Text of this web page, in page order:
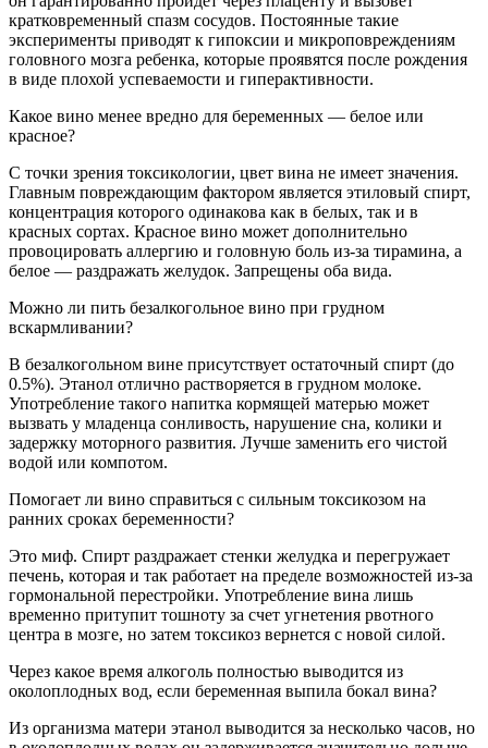
кратковременный спазм сосудов. Постоянные такие
эксперименты приводят к гипоксии и микроповреждениям
головного мозга ребенка, которые проявятся после рождения
в виде плохой успеваемости и гиперактивности.
Какое вино менее вредно для беременных — белое или
красное?
С точки зрения токсикологии, цвет вина не имеет значения.
Главным повреждающим фактором является этиловый спирт,
концентрация которого одинакова как в белых, так и в
красных сортах. Красное вино может дополнительно
провоцировать аллергию и головную боль из-за тирамина, а
белое — раздражать желудок. Запрещены оба вида.
Можно ли пить безалкогольное вино при грудном
вскармливании?
В безалкогольном вине присутствует остаточный спирт (до
0.5%). Этанол отлично растворяется в грудном молоке.
Употребление такого напитка кормящей матерью может
вызвать у младенца сонливость, нарушение сна, колики и
задержку моторного развития. Лучше заменить его чистой
водой или компотом.
Помогает ли вино справиться с сильным токсикозом на
ранних сроках беременности?
Это миф. Спирт раздражает стенки желудка и перегружает
печень, которая и так работает на пределе возможностей из-за
гормональной перестройки. Употребление вина лишь
временно притупит тошноту за счет угнетения рвотного
центра в мозге, но затем токсикоз вернется с новой силой.
Через какое время алкоголь полностью выводится из
околоплодных вод, если беременная выпила бокал вина?
Из организма матери этанол выводится за несколько часов, но